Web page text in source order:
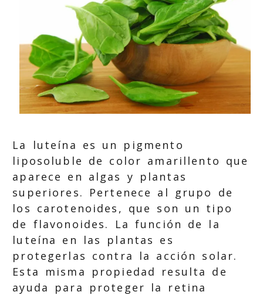
La luteína es un pigmento
liposoluble de color amarillento que
aparece en algas y plantas
superiores. Pertenece al grupo de
los carotenoides, que son un tipo
de flavonoides. La función de la
luteína en las plantas es
protegerlas contra la acción solar.
Esta misma propiedad resulta de
ayuda para proteger la retina